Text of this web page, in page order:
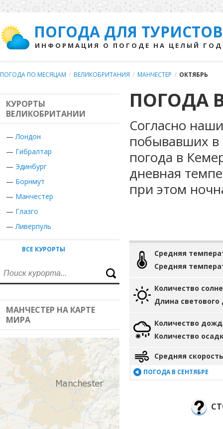
ПОГОДА ДЛЯ ТУРИСТОВ
ИНФОРМАЦИЯ О ПОГОДЕ НА ЦЕЛЫЙ ГОД
ПОГОДА ПО МЕСЯЦАМ / ВЕЛИКОБРИТАНИЯ / МАНЧЕСТЕР / ОКТЯБРЬ
КУРОРТЫ
ВЕЛИКОБРИТАНИИ
—Лондон
— Гибралтар
— Эдинбург
— Борнмут
— Манчестер
— Глазго
—Ливерпуль
ВСЕ КУРОРТЫ
МАНЧЕСТЕР НА КАРТЕ
МИРА
ПОГОДА
Согласно
побывавших в
погода в
дневная
при этом
Средняя
Средняя
Количество
Длина светового
Количество
Количество
Средняя
ПОГОДА В СЕНТЯБРЕ